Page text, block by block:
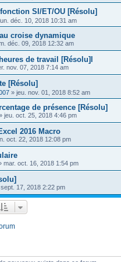
SI/ET/OU [Résolu]
déc. 10, 2018 10:31 am
croise dynamique
déc. 09, 2018 12:32 am
de travail [Résolu]l
nov. 07, 2018 7:14 am
[Résolu]
» jeu. nov. 01, 2018 8:52 am
de présence [Résolu]
jeu. oct. 25, 2018 4:46 pm
2016 Macro
oct. 22, 2018 12:08 pm
mar. oct. 16, 2018 1:54 pm
17, 2018 2:22 pm